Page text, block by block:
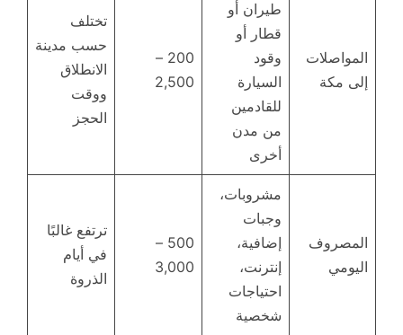
المواصلات
إلى مكة
طيران أو
قطار أو
وقود
السيارة
للقادمين
من مدن
أخرى
200 –
2,500
تختلف
حسب مدينة
الانطلاق
ووقت
الحجز
المصروف
اليومي
مشروبات،
وجبات
إضافية،
إنترنت،
احتياجات
شخصية
500 –
3,000
ترتفع غالبًا
في أيام
الذروة